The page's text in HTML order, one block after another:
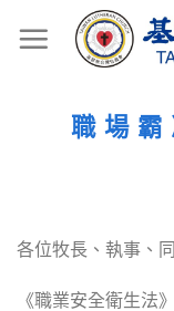
職場
各位牧長、執事、
《職業安全衛生法》